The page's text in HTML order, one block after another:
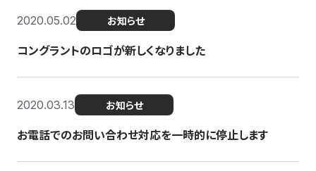
2020.05.02 お知らせ
コングラントのロゴが新しくなりました
2020.03.13 お知らせ
お電話でのお問い合わせ対応を一時的に停止します